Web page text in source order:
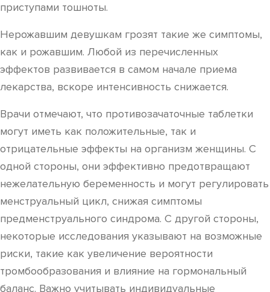
приступами тошноты.
Нерожавшим девушкам грозят такие же симптомы,
как и рожавшим. Любой из перечисленных
эффектов развивается в самом начале приема
лекарства, вскоре интенсивность снижается.
Врачи отмечают, что противозачаточные таблетки
могут иметь как положительные, так и
отрицательные эффекты на организм женщины. С
одной стороны, они эффективно предотвращают
нежелательную беременность и могут регулировать
менструальный цикл, снижая симптомы
предменструального синдрома. С другой стороны,
некоторые исследования указывают на возможные
риски, такие как увеличение вероятности
тромбообразования и влияние на гормональный
баланс. Важно учитывать индивидуальные